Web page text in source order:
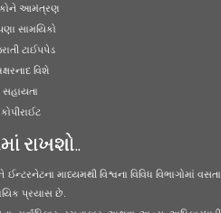
આમંત્રણ
સામયિકો
ટાઈપપેડ
વિશે
સહાયતા
કોપીરાઈટ
રાખશો..
માધ્યમથી વિશ્વના વિવિધ વિભાગોમાં વસતા
પ્રયાસ છે.